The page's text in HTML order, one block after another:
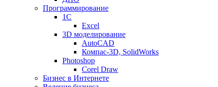
Программирование
1С
Excel
3D моделирование
AutoCAD
Компас-3D, SolidWorks
Photoshop
Corel Draw
Бизнес в Интернете